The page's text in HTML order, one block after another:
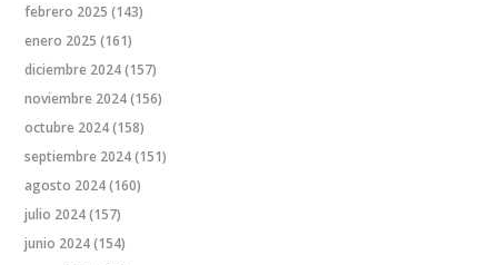
febrero 2025 (143)
enero 2025 (161)
diciembre 2024(157)
noviembre 2024(156)
octubre 2024(158)
septiembre 2024(151)
agosto 2024(160)
julio 2024(157)
junio 2024(154)